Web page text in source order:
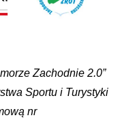
Zachodnie 2.0”
Sportu i Turystyki
nr